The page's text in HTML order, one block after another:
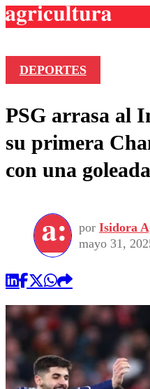
Frecuencias
Agricultura
Deportes
Colo Colo
Seleccion
Torneo
Entretención
Economía
Opinión
DEPORTES
PSG arrasa al
su primera
con una
por Isidora
mayo 31,